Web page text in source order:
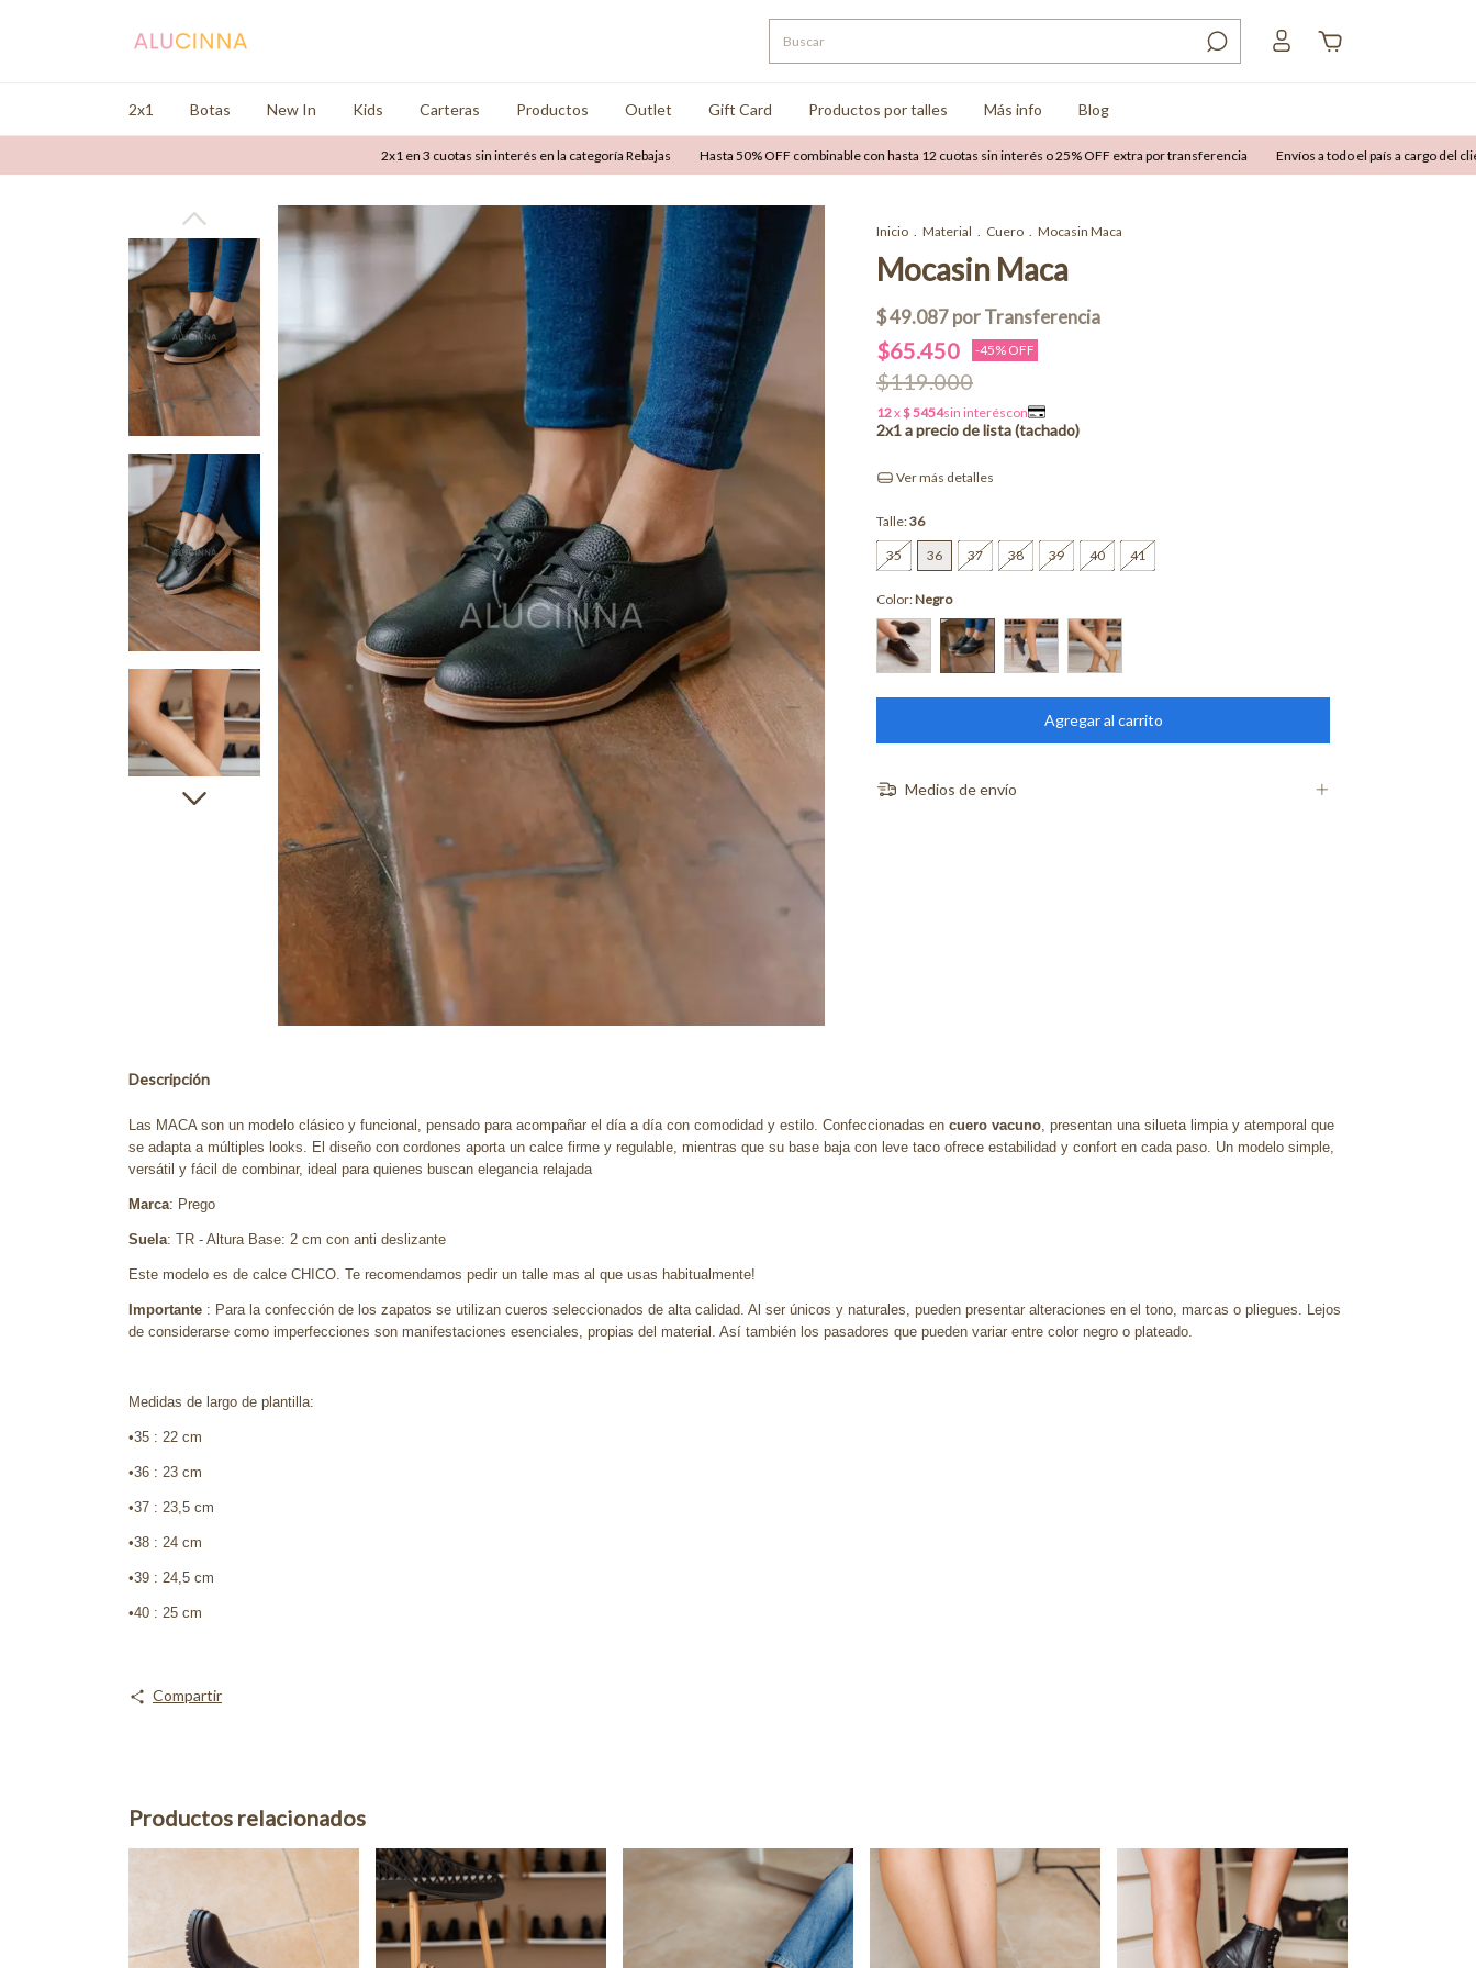
2x1 Botas New In Kids Carteras Productos Outlet Gift Card Productos por talles Más info Blog
2x1 en 3 cuotas sin interés en la categoría Rebajas Hasta 50% OFF combinable con hasta 12 cuotas sin interés o 25% OFF extra por transferencia Envíos a todo el país a cargo del cliente
Inicio . Material . Cuero . Mocasin Maca
Mocasin Maca
$65.450 -45% OFF
$119.000
Ver más detalles
Talle:36
35 36 37 38 39 40 41
Color:Negro
Medios de envío
Descripción
Las MACA son un modelo clásico y funcional, pensado para acompañar el día a día con comodidad y estilo. Confeccionadas en cuero vacuno, presentan una silueta limpia y atemporal que
se adapta a múltiples looks. El diseño con cordones aporta un calce firme y regulable, mientras que su base baja con leve taco ofrece estabilidad y confort en cada paso. Un modelo simple,
versátil y fácil de combinar, ideal para quienes buscan elegancia relajada
Marca: Prego
Suela: TR - Altura Base: 2 cm con anti deslizante
Este modelo es de calce CHICO. Te recomendamos pedir un talle mas al que usas habitualmente!
Importante : Para la confección de los zapatos se utilizan cueros seleccionados de alta calidad. Al ser únicos y naturales, pueden presentar alteraciones en el tono, marcas o pliegues. Lejos
de considerarse como imperfecciones son manifestaciones esenciales, propias del material. Así también los pasadores que pueden variar entre color negro o plateado.
Medidas de largo de plantilla:
•35 : 22 cm
•36 : 23 cm
•37 : 23,5 cm
•38 : 24 cm
•39 : 24,5 cm
•40 : 25 cm
Compartir
Productos relacionados